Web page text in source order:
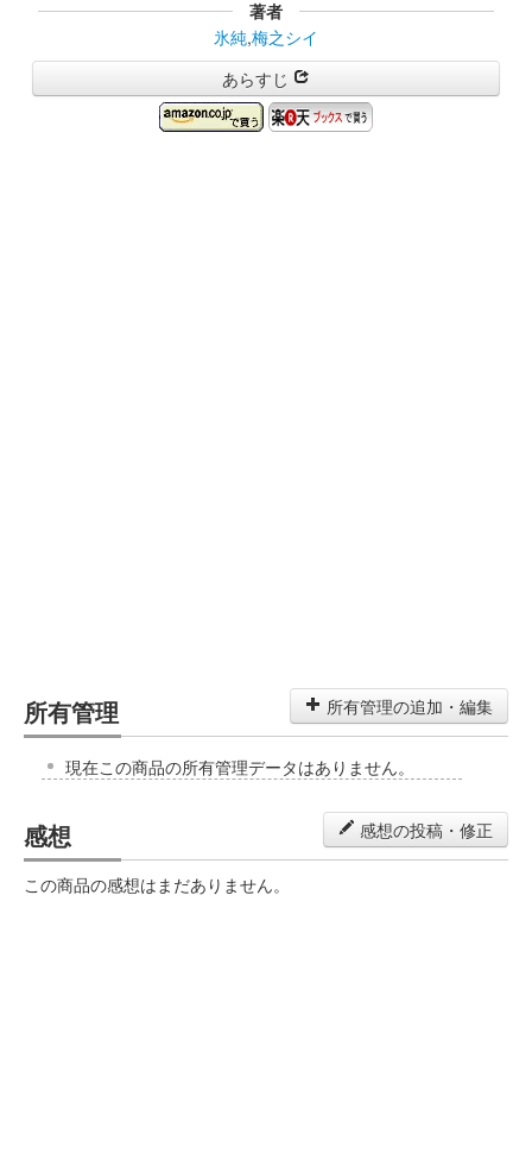
著者
氷純,梅之シイ
あらすじ
所有管理 所有管理の追加・編集
現在この商品の所有管理データはありません。
感想 感想の投稿・修正
この商品の感想はまだありません。